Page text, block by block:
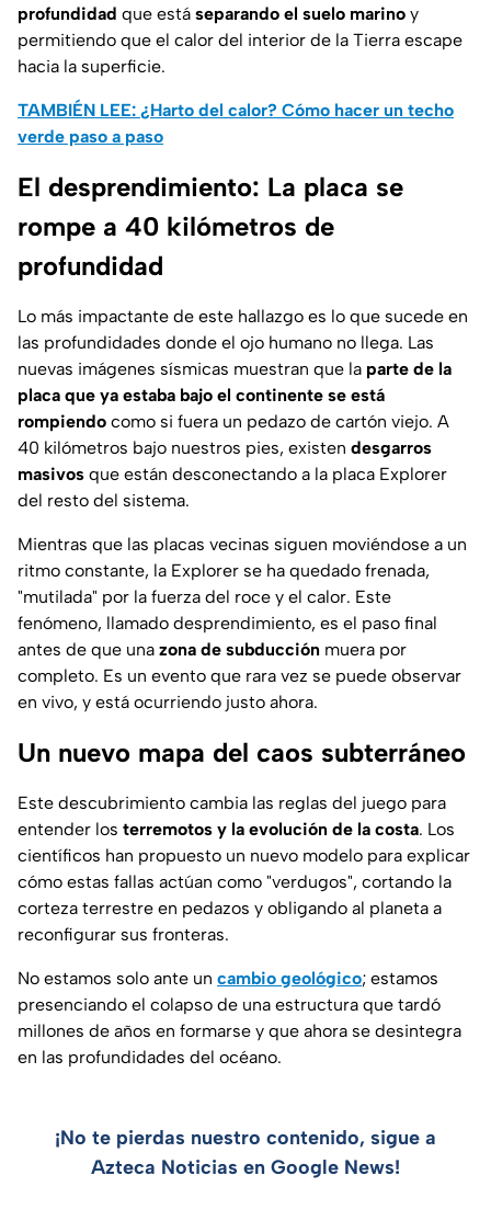
profundidad que está separando el suelo marino y
permitiendo que el calor del interior de la Tierra escape
hacia la superficie.
TAMBIÉN LEE: ¿Harto del calor? Cómo hacer un techo
verde paso a paso
El desprendimiento: La placa se
rompe a 40 kilómetros de
profundidad
Lo más impactante de este hallazgo es lo que sucede en
las profundidades donde el ojo humano no llega. Las
nuevas imágenes sísmicas muestran que la parte de la
placa que ya estaba bajo el continente se está
rompiendo como si fuera un pedazo de cartón viejo. A
40 kilómetros bajo nuestros pies, existen desgarros
masivos que están desconectando a la placa Explorer
del resto del sistema.
Mientras que las placas vecinas siguen moviéndose a un
ritmo constante, la Explorer se ha quedado frenada,
"mutilada" por la fuerza del roce y el calor. Este
fenómeno, llamado desprendimiento, es el paso final
antes de que una zona de subducción muera por
completo. Es un evento que rara vez se puede observar
en vivo, y está ocurriendo justo ahora.
Un nuevo mapa del caos subterráneo
Este descubrimiento cambia las reglas del juego para
entender los terremotos y la evolución de la costa. Los
científicos han propuesto un nuevo modelo para explicar
cómo estas fallas actúan como "verdugos", cortando la
corteza terrestre en pedazos y obligando al planeta a
reconfigurar sus fronteras.
No estamos solo ante un cambio geológico; estamos
presenciando el colapso de una estructura que tardó
millones de años en formarse y que ahora se desintegra
en las profundidades del océano.
¡No te pierdas nuestro contenido, sigue a
Azteca Noticias en Google News!